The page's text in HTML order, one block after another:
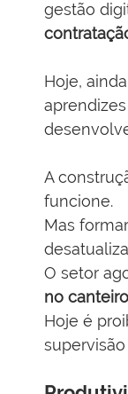
gestão
Hoje,
A
funcione.
Mas
O setor
no
Hoje é